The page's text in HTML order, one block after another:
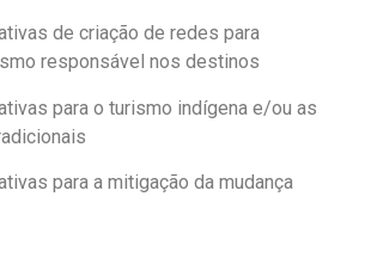
de criação de redes para
responsável nos destinos
para o turismo indígena e/ou as
para a mitigação da mudança